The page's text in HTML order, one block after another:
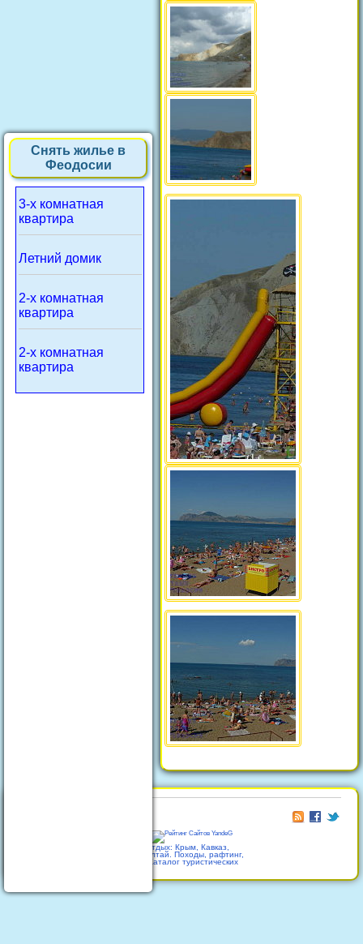
Снять жилье в
Феодосии
3-х комнатная
квартира
Летний домик
2-х комнатная
квартира
2-х комнатная
квартира